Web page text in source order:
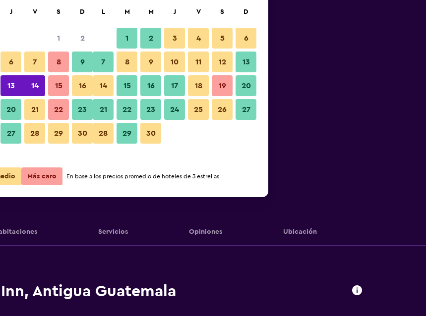
de precio por noche
Total noche
$55 Ver oferta
$67 Ver oferta
Servicios Opiniones Ubicación
Antigua Guatemala
J V S D
1 2
6 7 8 9
13 14 15 16
20 21 22 23
27 28 29 30
L M M J V S D
1 2 3 4 5 6
7 8 9 10 11 12 13
14 15 16 17 18 19 20
21 22 23 24 25 26 27
28 29 30
Más caro En base a los precios promedio de hoteles de 3 estrellas